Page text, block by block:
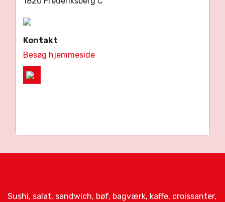
Kontakt
Besøg hjemmeside
Sushi, salat, sandwich, bøf, bagværk, kaffe, croissanter,